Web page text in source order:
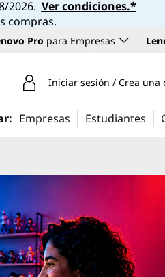
2026. Ver condiciones.*
compras.
Pro para Empresas
Iniciar sesión / Crea una
Empresas Estudiantes